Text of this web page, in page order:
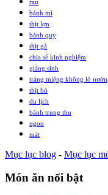
rau
bánh mì
thịt lợn
bánh quy
thịt gà
chia sẻ kinh nghiệm
giáng sinh
tráng miệng không lò
thịt bò
du lịch
bánh trung thu
ngon
mát
Mục lục blog - Mục lục
Món ăn nổi bật